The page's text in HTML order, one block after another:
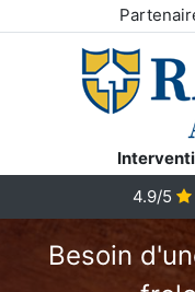
4.9/5
Besoin